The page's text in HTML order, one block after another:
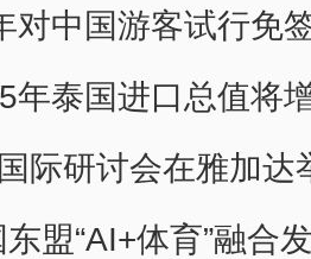
对中国游客试行免
年泰国进口总值将
际研讨会在雅加达
盟“AI+体育”融合